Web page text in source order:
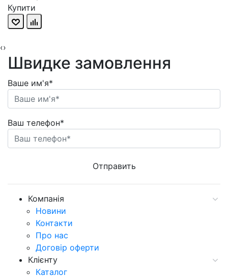
Купити
‹›
Швидке замовлення
Ваше им'я*
Ваш телефон*
Компанія
Новини
Контакти
Про нас
Договір оферти
Клієнту
Каталог